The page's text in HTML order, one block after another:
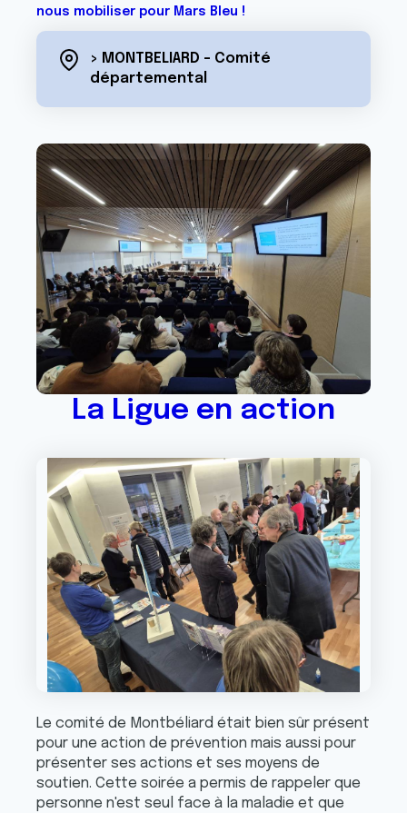
nous mobiliser pour Mars Bleu !
> MONTBELIARD - Comité
départemental
La Ligue en action
Le comité de Montbéliard était bien sûr présent
pour une action de prévention mais aussi pour
présenter ses actions et ses moyens de
soutien. Cette soirée a permis de rappeler que
personne n'est seul face à la maladie et que